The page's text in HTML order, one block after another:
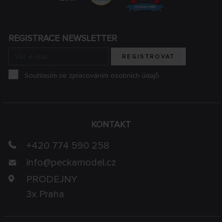
KONTAKT
+420 774 590 258
info@peckamodel.cz
PRODEJNY
3x Praha
REGISTRACE NEWSLETTER
REGISTROVAT
Souhlasím se zpracováním osobních údajů